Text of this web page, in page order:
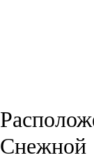
Снежной